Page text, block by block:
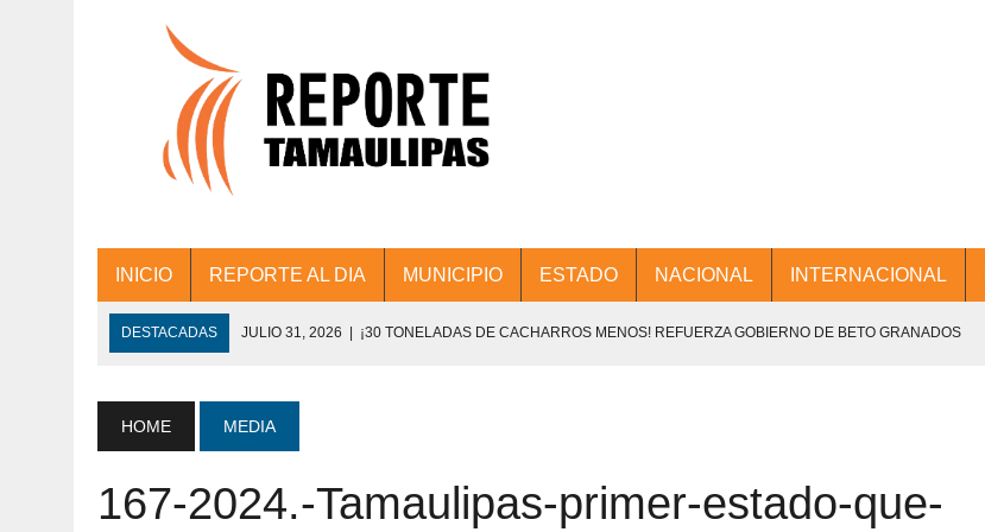
INICIO REPORTE AL DIA MUNICIPIO ESTADO NACIONAL INTERNACIONAL
DESTACADAS JULIO 31, 2026 | ¡30 TONELADAS DE CACHARROS MENOS! REFUERZA GOBIERNO DE BETO GRANADOS
JULIO 30, 2026 | 💧🚰 ¡AGUA PARA LA COMUNIDAD!
JULIO 30, 2026 | ¡TRABAJO EN EQUIPO Y RESULTADOS! ENCABEZA BETO GRANADOS MESA DE TRABAJO CON PRESIDENTES
HOME MEDIA
167-2024.-Tamaulipas-primer-estado-que-